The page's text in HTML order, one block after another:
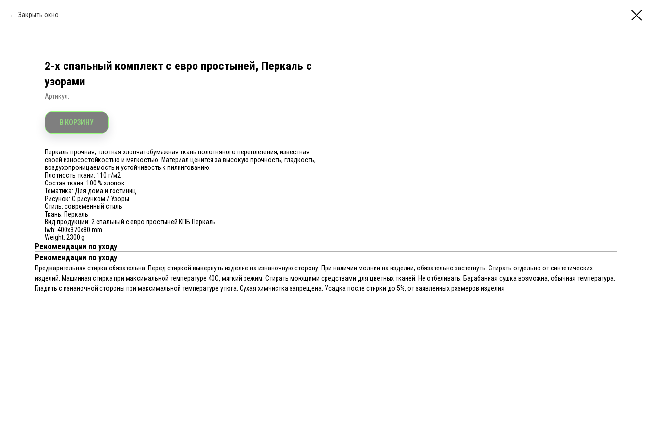
Закрыть окно
2-х спальный комплект с евро простыней, Перкаль с
узорами
Артикул:
В КОРЗИНУ
Перкаль прочная, плотная хлопчатобумажная ткань полотняного переплетения, известная
своей износостойкостью и мягкостью. Материал ценится за высокую прочность, гладкость,
воздухопроницаемость и устойчивость к пилингованию.
Плотность ткани: 110 г/м2
Состав ткани: 100 % хлопок
Тематика: Для дома и гостиниц
Рисунок: С рисунком / Узоры
Стиль: современный стиль
Ткань: Перкаль
Вид продукции: 2 спальный с евро простыней КПБ Перкаль
lwh: 400x370x80 mm
Weight: 2300 g
Рекомендации по уходу
Рекомендации по уходу
Предварительная стирка обязательна. Перед стиркой вывернуть изделие на изнаночную сторону. При наличии молнии на изделии, обязательно застегнуть. Стирать отдельно от синтетических
изделий. Машинная стирка при максимальной температуре 40С, мягкий режим. Стирать моющими средствами для цветных тканей. Не отбеливать. Барабанная сушка возможна, обычная температура.
Гладить с изнаночной стороны при максимальной температуре утюга. Сухая химчистка запрещена. Усадка после стирки до 5%, от заявленных размеров изделия.